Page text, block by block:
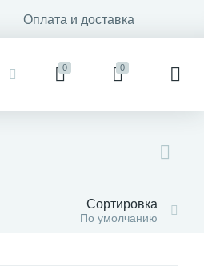
Оплата и доставка
0 0
Сортировка
По умолчанию